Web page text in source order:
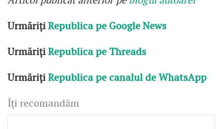
UrmărițiRepublica pe Google News
UrmărițiRepublica pe Threads
UrmărițiRepublica pe canalul de WhatsApp
Îți recomandăm